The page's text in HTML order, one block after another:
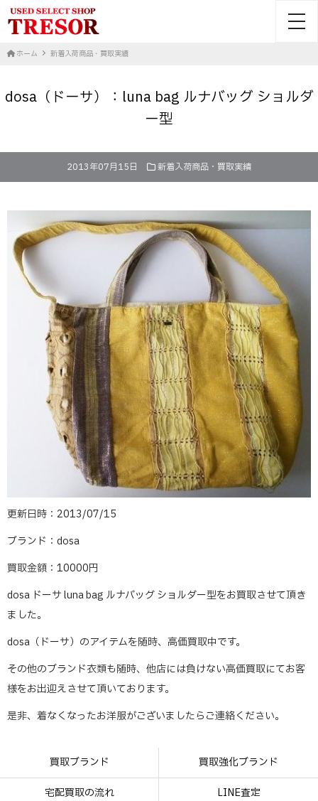
ホーム 新着入荷商品・買取実績
dosa（ドーサ）：luna bag ルナバッグ ショルダ
ー型
2013年07月15日 新着入荷商品・買取実績
更新日時：2013/07/15
ブランド：dosa
買取金額：10000円
dosa ドーサ luna bag ルナバッグ ショルダー型をお買取させて頂き
ました。
dosa（ドーサ）のアイテムを随時、高価買取中です。
その他のブランド衣類も随時、他店には負けない高価買取にてお客
様をお出迎えさせて頂いております。
是非、着なくなったお洋服がございましたらご連絡ください。
買取ブランド 買取強化ブランド
宅配買取の流れ LINE査定